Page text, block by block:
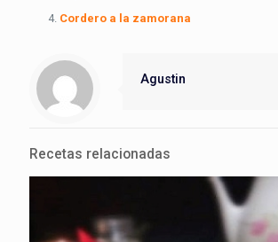
Cordero a la zamorana
Agustin
Recetas relacionadas